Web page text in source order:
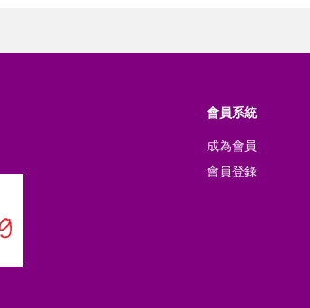
會員系統
成為會員
會員登錄